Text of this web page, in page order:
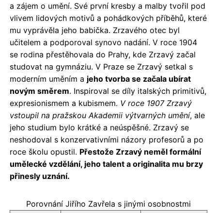
a zájem o umění. Své první kresby a malby tvořil pod
vlivem lidových motivů a pohádkových příběhů, které
mu vyprávěla jeho babička. Zrzavého otec byl
učitelem a podporoval synovo nadání. V roce 1904
se rodina přestěhovala do Prahy, kde Zrzavý začal
studovat na gymnáziu. V Praze se Zrzavý setkal s
moderním uměním a jeho tvorba se začala ubírat
novým směrem. Inspiroval se díly italských primitivů,
expresionismem a kubismem. V roce 1907 Zrzavý
vstoupil na pražskou Akademii výtvarných umění, ale
jeho studium bylo krátké a neúspěšné. Zrzavý se
neshodoval s konzervativními názory profesorů a po
roce školu opustil. Přestože Zrzavý neměl formální
umělecké vzdělání, jeho talent a originalita mu brzy
přinesly uznání.
Porovnání Jiřího Zavřela s jinými osobnostmi